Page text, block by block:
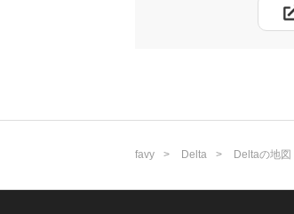
favy Delta Deltaの地図